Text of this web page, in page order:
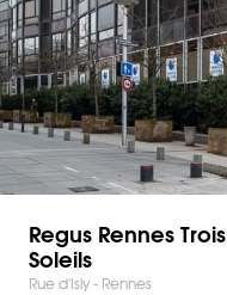
Regus Rennes Trois
Soleils
Rue d'Isly - Rennes